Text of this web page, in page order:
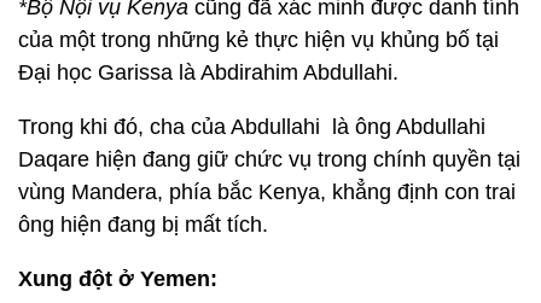
*Bộ Nội vụ Kenya cũng đã xác minh được danh tính
của một trong những kẻ thực hiện vụ khủng bố tại
Đại học Garissa là Abdirahim Abdullahi.
Trong khi đó, cha của Abdullahi là ông Abdullahi
Daqare hiện đang giữ chức vụ trong chính quyền tại
vùng Mandera, phía bắc Kenya, khẳng định con trai
ông hiện đang bị mất tích.
Xung đột ở Yemen: